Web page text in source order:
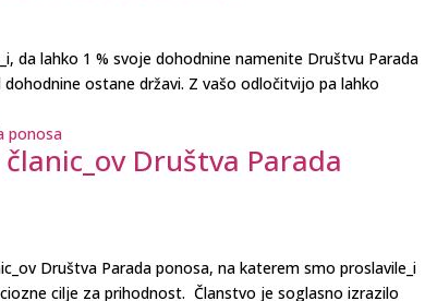
da lahko 1 % svoje dohodnine namenite Društvu Parada
ostane državi. Z vašo odločitvijo pa lahko
Društva Parada
Društva Parada ponosa, na katerem smo proslavile_i
cilje za prihodnost. Članstvo je soglasno izrazilo